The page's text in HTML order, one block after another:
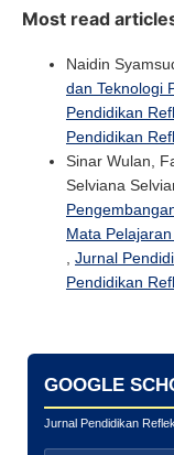
Most read
Naidin
dan Teknologi
Pendidikan
Pendidikan
Sinar Wulan,
Selviana
Mata
Jurnal
Pendidikan
GOOGLE
Jurnal Pendidikan